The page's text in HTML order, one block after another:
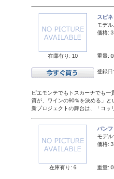
在庫有り: 10
スピ
モデル:
価格:
重量:
登録
ピエモンテでもトスカーナでも
質が、ワインの90％を決める」
新プロジェクトの舞台は、「コ
在庫有り: 6
バン
モデル:
価格:
重量: